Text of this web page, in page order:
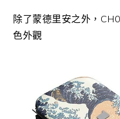
除了蒙德里安之外，
色外觀